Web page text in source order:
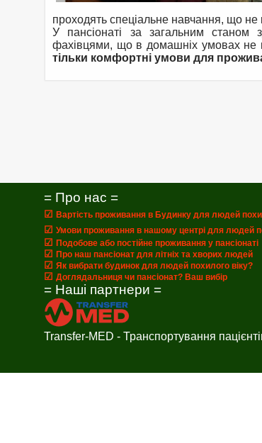
проходять спеціальне навчання, що
У пансіонаті за загальним станом
фахівцями, що в домашніх умовах не
тільки комфортні умови для
= Про нас =
☑ Вартість проживання в Будинку для людей
☑ Умови проживання в нашому центрі для людей
☑ Подобове або постійне проживання у пансіонаті
☑ Про наш пансіонат для літніх та хворих людей
☑ Як вибрати будинок для людей похилого віку?
☑ Доглядальниця чи пансіонат? Ваш вибір
= Наші партнери =
Transfer-MED - Транспортування